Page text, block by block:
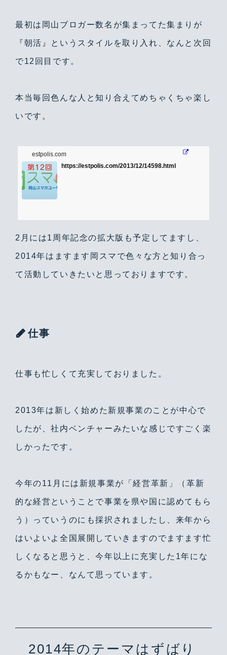
最初は岡山ブロガー数名が集まってた集まりが
『朝活』というスタイルを取り入れ、なんと次回
で12回目です。
本当毎回色んな人と知り合えてめちゃくちゃ楽し
いです。
estpolis.com
https://estpolis.com/2013/12/14598.html
2月には1周年記念の拡大版も予定してますし、
2014年はますます岡スマで色々な方と知り合っ
て活動していきたいと思っておりますです。
仕事
仕事も忙しくて充実しておりました。
2013年は新しく始めた新規事業のことが中心で
したが、社内ベンチャーみたいな感じですごく楽
しかったです。
今年の11月には新規事業が「経営革新」（革新
的な経営ということで事業を県や国に認めてもら
う）っていうのにも採択されましたし、来年から
はいよいよ全国展開していきますのでますます忙
しくなると思うと、今年以上に充実した1年にな
るかもなー、なんて思っています。
2014年のテーマはずばり